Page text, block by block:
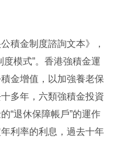
金制度諮詢文本》，
模式”。香港強積金運
金增值，以加強養老保
多年，六類強積金投資
“退休保障帳戶”的運作
利率的利息，過去十年